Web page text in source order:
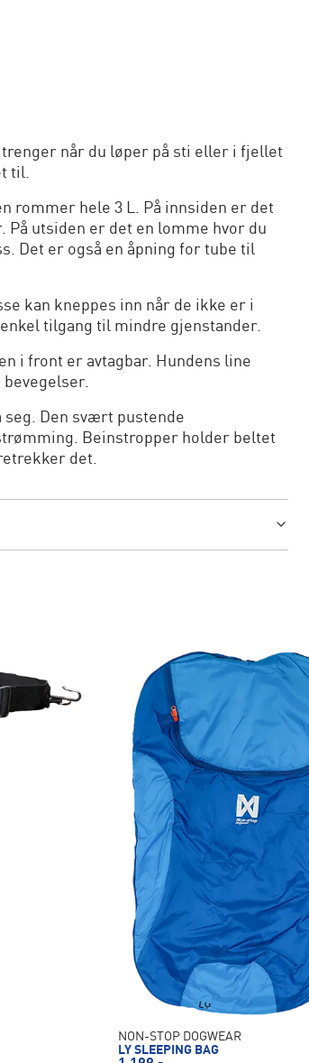
når du løper på sti eller i fjellet
til.
rommer hele 3 L. På innsiden er det
utsiden er det en lomme hvor du
Det er også en åpning for tube til
kan kneppes inn når de ikke er i
tilgang til mindre gjenstander.
i front er avtagbar. Hundens line
Den svært pustende
Beinstropper holder beltet
det.
NON-STOP DOGWEAR
LY SLEEPING BAG